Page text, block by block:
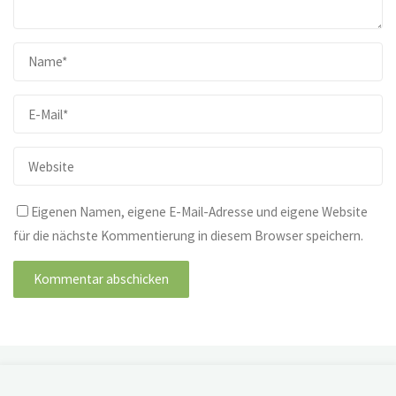
Eigenen Namen, eigene E-Mail-Adresse und eigene Website
für die nächste Kommentierung in diesem Browser speichern.